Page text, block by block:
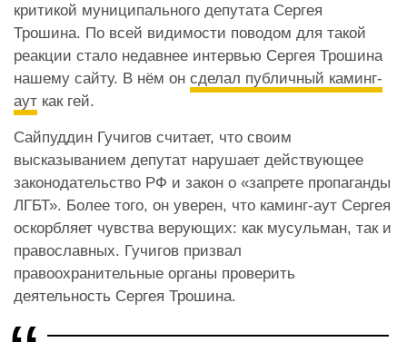
критикой муниципального депутата Сергея
Трошина. По всей видимости поводом для такой
реакции стало недавнее интервью Сергея Трошина
нашему сайту. В нём он сделал публичный каминг-
аут как гей.
Сайпуддин Гучигов считает, что своим
высказыванием депутат нарушает действующее
законодательство РФ и закон о «запрете пропаганды
ЛГБТ». Более того, он уверен, что каминг-аут Сергея
оскорбляет чувства верующих: как мусульман, так и
православных. Гучигов призвал
правоохранительные органы проверить
деятельность Сергея Трошина.